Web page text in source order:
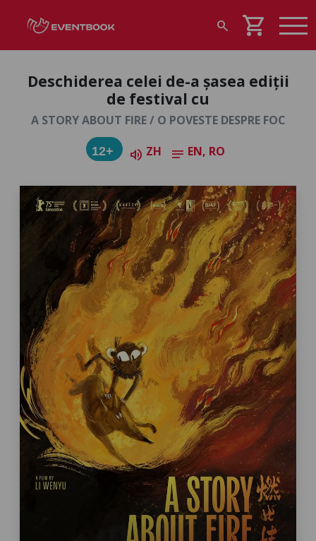
search shopping_cart
Deschiderea celei de-a șasea ediții
de festival cu
A STORY ABOUT FIRE / O POVESTE DESPRE FOC
12+ volume_up ZH notes EN, RO